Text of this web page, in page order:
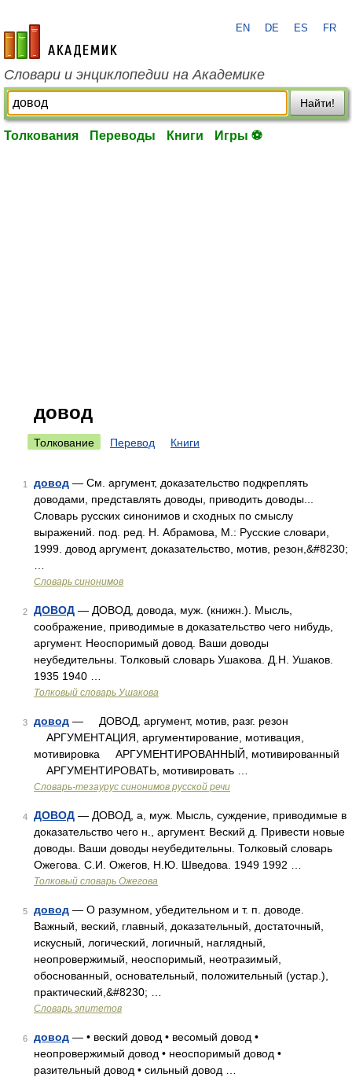
academic.ru
EN DE ES FR
Словари и энциклопедии на Академике
Найти!
Толкования Переводы Книги Игры ⚽
довод
Толкование Перевод Книги
1 довод — См. аргумент, доказательство подкреплять
доводами, представлять доводы, приводить доводы...
Словарь русских синонимов и сходных по смыслу
выражений. под. ред. Н. Абрамова, М.: Русские словари,
1999. довод аргумент, доказательство, мотив, резон,&#8230;
Словарь синонимов
2 ДОВОД — ДОВОД, довода, муж. (книжн.). Мысль,
соображение, приводимые в доказательство чего нибудь,
аргумент. Неоспоримый довод. Ваши доводы
неубедительны. Толковый словарь Ушакова. Д.Н. Ушаков.
1935 1940 …
Толковый словарь Ушакова
3 довод — ДОВОД, аргумент, мотив, разг. резон
АРГУМЕНТАЦИЯ, аргументирование, мотивация,
мотивировка АРГУМЕНТИРОВАННЫЙ, мотивированный
АРГУМЕНТИРОВАТЬ, мотивировать …
Словарь-тезаурус синонимов русской речи
4 ДОВОД — ДОВОД, а, муж. Мысль, суждение, приводимые в
доказательство чего н., аргумент. Веский д. Привести новые
доводы. Ваши доводы неубедительны. Толковый словарь
Ожегова. С.И. Ожегов, Н.Ю. Шведова. 1949 1992 …
Толковый словарь Ожегова
5 довод — О разумном, убедительном и т. п. доводе.
Важный, веский, главный, доказательный, достаточный,
искусный, логический, логичный, наглядный,
неопровержимый, неоспоримый, неотразимый,
обоснованный, основательный, положительный (устар.),
практический,&#8230; …
Словарь эпитетов
6 довод — • веский довод • весомый довод •
неопровержимый довод • неоспоримый довод •
разительный довод • сильный довод …